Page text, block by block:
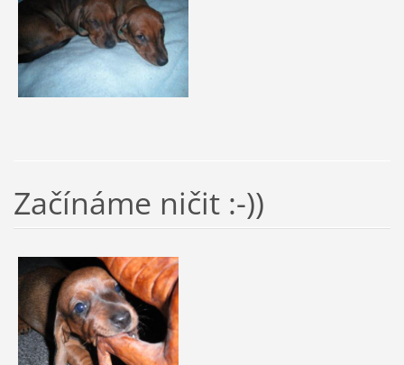
Začínáme ničit :-))